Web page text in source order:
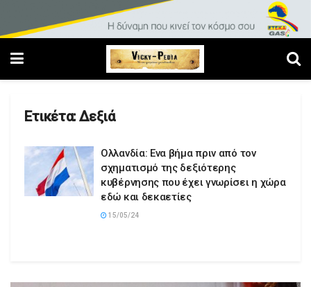
Ετικέτα:Δεξιά
Ολλανδία: Ενα βήμα πριν από τον
σχηματισμό της δεξιότερης
κυβέρνησης που έχει γνωρίσει η χώρα
εδώ και δεκαετίες
15/05/24